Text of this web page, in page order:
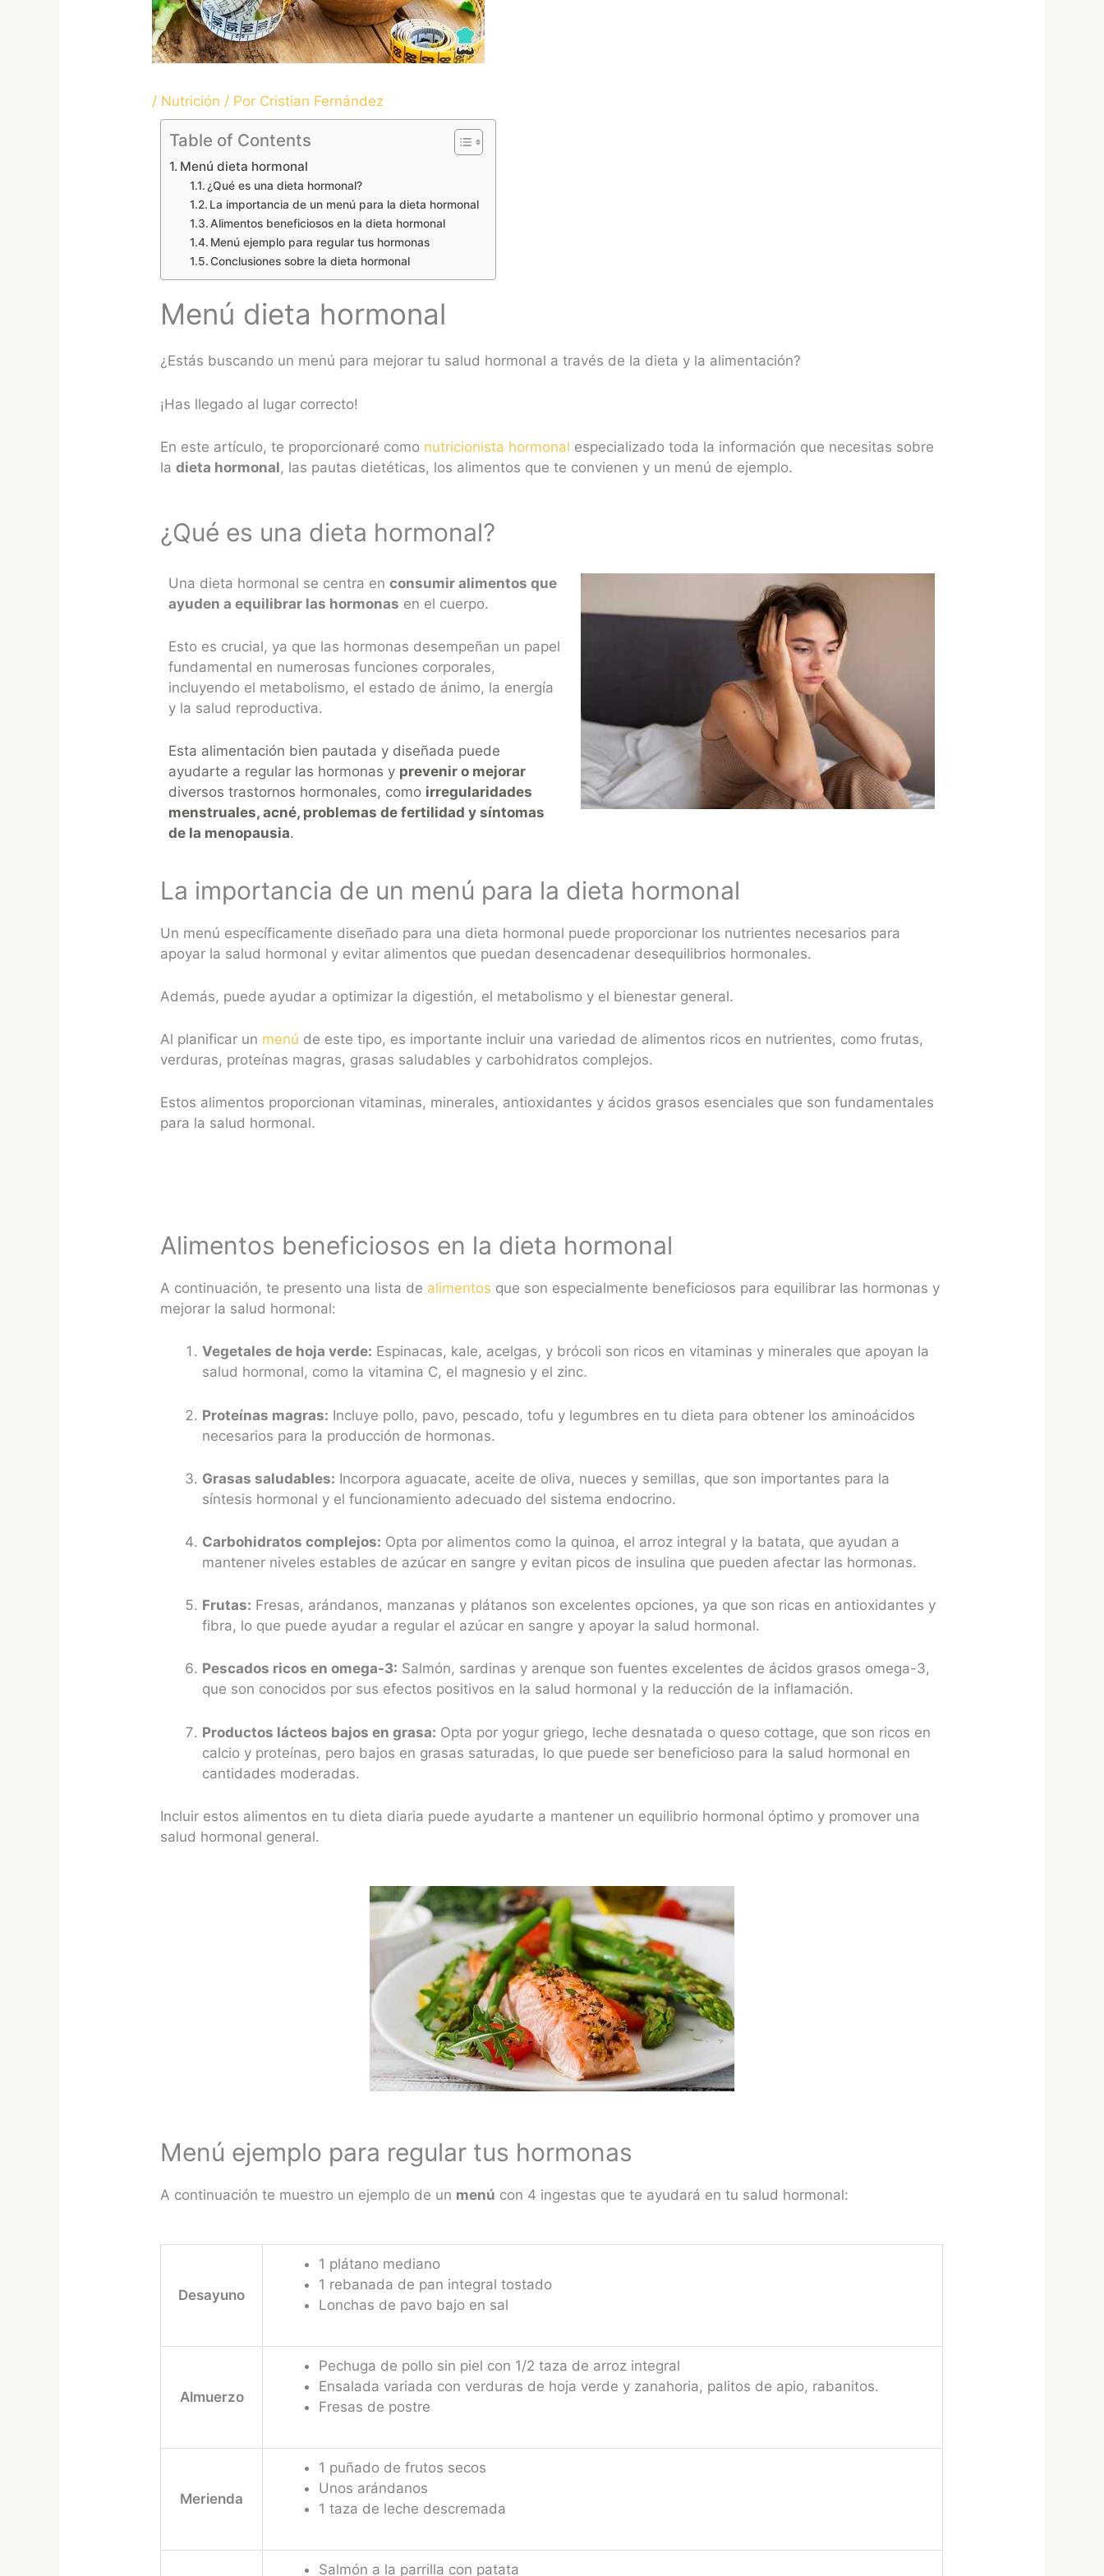
/ Nutrición / Por Cristian Fernández
Table of Contents
Menú dieta hormonal
¿Qué es una dieta hormonal?
La importancia de un menú para la dieta hormonal
Alimentos beneficiosos en la dieta hormonal
Menú ejemplo para regular tus hormonas
Conclusiones sobre la dieta hormonal
Menú dieta hormonal
¿Estás buscando un menú para mejorar tu salud hormonal a través de la dieta y la alimentación?
¡Has llegado al lugar correcto!
En este artículo, te proporcionaré como nutricionista hormonal especializado toda la información que necesitas sobre
ladieta hormonal, las pautas dietéticas, los alimentos que te convienen y un menú de ejemplo.
¿Qué es una dieta hormonal?
Una dieta hormonal se centra enconsumir alimentos que
ayuden a equilibrar las hormonas en el cuerpo.
Esto es crucial, ya que las hormonas desempeñan un papel
fundamental en numerosas funciones corporales,
incluyendo el metabolismo, el estado de ánimo, la energía
y la salud reproductiva.
Esta alimentación bien pautada y diseñada puede
ayudarte a regular las hormonas y prevenir o mejorar
diversos trastornos hormonales, como irregularidades
menstruales, acné, problemas de fertilidad y síntomas
de la menopausia.
La importancia de un menú para la dieta hormonal
Un menú específicamente diseñado para una dieta hormonal puede proporcionar los nutrientes necesarios para
apoyar la salud hormonal y evitar alimentos que puedan desencadenar desequilibrios hormonales.
Además, puede ayudar a optimizar la digestión, el metabolismo y el bienestar general.
Al planificar un menú de este tipo, es importante incluir una variedad de alimentos ricos en nutrientes, como frutas,
verduras, proteínas magras, grasas saludables y carbohidratos complejos.
Estos alimentos proporcionan vitaminas, minerales, antioxidantes y ácidos grasos esenciales que son fundamentales
para la salud hormonal.
Alimentos beneficiosos en la dieta hormonal
A continuación, te presento una lista de alimentos que son especialmente beneficiosos para equilibrar las hormonas y
mejorar la salud hormonal:
Vegetales de hoja verde: Espinacas, kale, acelgas, y brócoli son ricos en vitaminas y minerales que apoyan la
salud hormonal, como la vitamina C, el magnesio y el zinc.
Proteínas magras: Incluye pollo, pavo, pescado, tofu y legumbres en tu dieta para obtener los aminoácidos
necesarios para la producción de hormonas.
Grasas saludables: Incorpora aguacate, aceite de oliva, nueces y semillas, que son importantes para la
síntesis hormonal y el funcionamiento adecuado del sistema endocrino.
Carbohidratos complejos: Opta por alimentos como la quinoa, el arroz integral y la batata, que ayudan a
mantener niveles estables de azúcar en sangre y evitan picos de insulina que pueden afectar las hormonas.
Frutas: Fresas, arándanos, manzanas y plátanos son excelentes opciones, ya que son ricas en antioxidantes y
fibra, lo que puede ayudar a regular el azúcar en sangre y apoyar la salud hormonal.
Pescados ricos en omega-3: Salmón, sardinas y arenque son fuentes excelentes de ácidos grasos omega-3,
que son conocidos por sus efectos positivos en la salud hormonal y la reducción de la inflamación.
Productos lácteos bajos en grasa: Opta por yogur griego, leche desnatada o queso cottage, que son ricos en
calcio y proteínas, pero bajos en grasas saturadas, lo que puede ser beneficioso para la salud hormonal en
cantidades moderadas.
Incluir estos alimentos en tu dieta diaria puede ayudarte a mantener un equilibrio hormonal óptimo y promover una
salud hormonal general.
Menú ejemplo para regular tus hormonas
A continuación te muestro un ejemplo de un menú con 4 ingestas que te ayudará en tu salud hormonal:
Desayuno
1 plátano mediano
1 rebanada de pan integral tostado
Lonchas de pavo bajo en sal
Almuerzo
Pechuga de pollo sin piel con 1/2 taza de arroz integral
Ensalada variada con verduras de hoja verde y zanahoria, palitos de apio, rabanitos.
Fresas de postre
Merienda
1 puñado de frutos secos
Unos arándanos
1 taza de leche descremada
Salmón a la parrilla con patata